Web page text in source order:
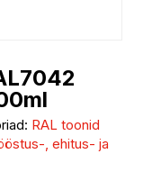
RAL toonid
, ehitus- ja